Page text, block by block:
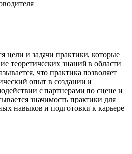
цели и задачи практики, которые
теоретических знаний в области
что практика позволяет
опыт в создании и
с партнерами по сцене и
значимость практики для
навыков и подготовки к карьере